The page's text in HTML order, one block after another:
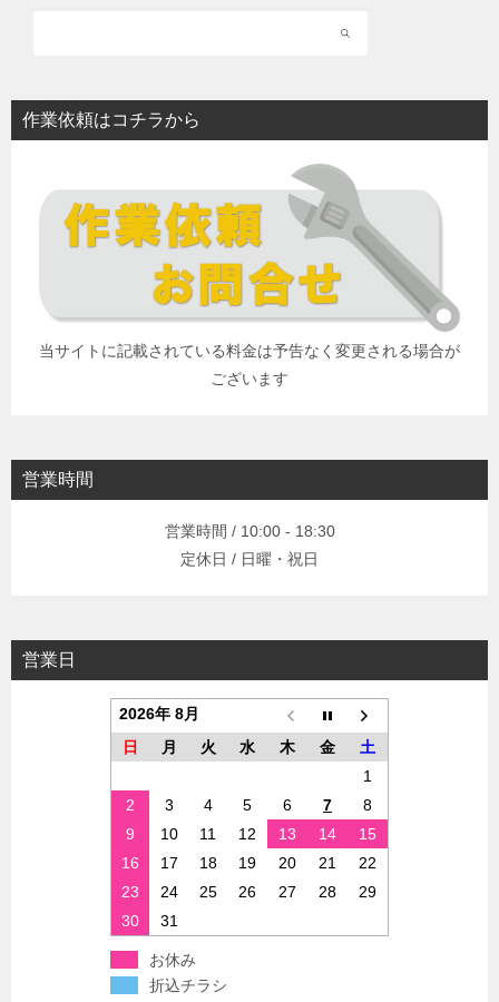
作業依頼はコチラから
当サイトに記載されている料金は予告なく変更される場合が
ございます
営業時間
営業時間 / 10:00 - 18:30
定休日 / 日曜・祝日
営業日
2026年 8月
日
月 火 水 木 金
土
1
2
3 4 5 6 7
8
9
10 11 12 13 14
15
16
17 18 19 20 21
22
23
24 25 26 27 28
29
30
31
お休み
折込チラシ